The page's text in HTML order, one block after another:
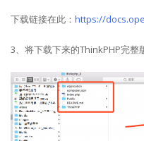
下载链接在此： https://
3、将下载下来的ThinkPHP完整